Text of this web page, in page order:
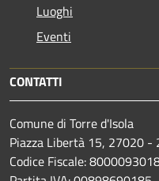
Luoghi
Eventi
CONTATTI
Comune di Torre d'Isola
Piazza Libertà 15, 27020 -
Codice Fiscale: